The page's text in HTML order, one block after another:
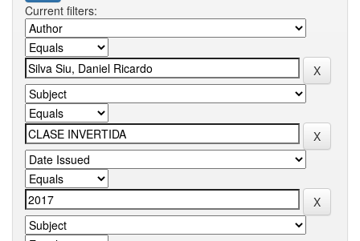
Current filters: